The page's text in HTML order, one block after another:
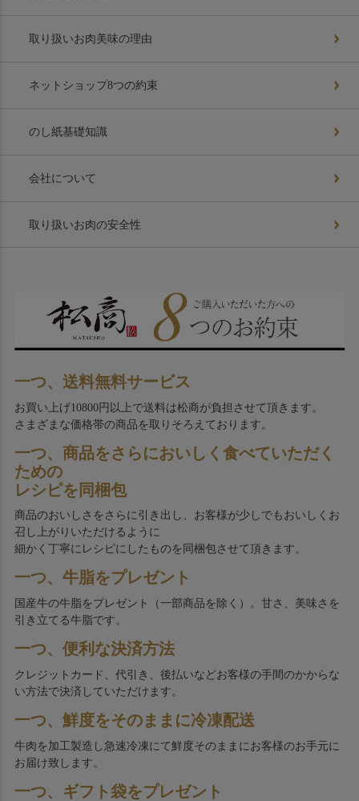
取り扱いお肉美味の理由
ネットショップ8つの約束
のし紙基礎知識
会社について
取り扱いお肉の安全性
一つ、送料無料サービス
お買い上げ10800円以上で送料は松商が負担させて頂きます。
さまざまな価格帯の商品を取りそろえております。
一つ、商品をさらにおいしく食べていただく
ための
レシピを同梱包
商品のおいしさをさらに引き出し、お客様が少しでもおいしくお
召し上がりいただけるように
細かく丁寧にレシピにしたものを同梱包させて頂きます。
一つ、牛脂をプレゼント
国産牛の牛脂をプレゼント（一部商品を除く）。甘さ、美味さを
引き立てる牛脂です。
一つ、便利な決済方法
クレジットカード、代引き、後払いなどお客様の手間のかからな
い方法で決済していただけます。
一つ、鮮度をそのままに冷凍配送
牛肉を加工製造し急速冷凍にて鮮度そのままにお客様のお手元に
お届け致します。
一つ、ギフト袋をプレゼント